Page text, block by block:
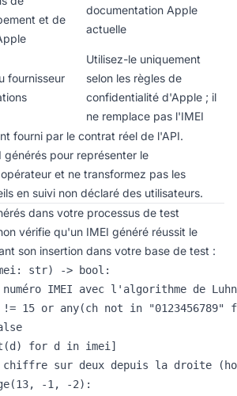
et de
documentation Apple
actuelle
fournisseur
Utilisez-le uniquement
selon les règles de
confidentialité d'Apple ; il
ne remplace pas l'IMEI
fourni par le contrat réel de l'API.
pour représenter le
et ne transformez pas les
en suivi non déclaré des utilisateurs.
dans votre processus de test
vérifie qu'un IMEI généré réussit le
son insertion dans votre base de test :
str) -> bool:
IMEI avec l'algorithme de
15 or any(ch not in "0123456789"
for d in imei]
sur deux depuis la droite
-1, -2):